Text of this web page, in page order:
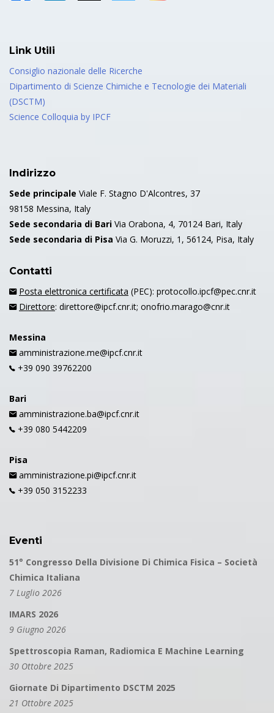
Link Utili
Consiglio nazionale delle Ricerche
Dipartimento di Scienze Chimiche e Tecnologie dei Materiali
(DSCTM)
Science Colloquia by IPCF
Indirizzo
Sede principale Viale F. Stagno D'Alcontres, 37
98158 Messina, Italy
Sede secondaria di Bari Via Orabona, 4, 70124 Bari, Italy
Sede secondaria di Pisa Via G. Moruzzi, 1, 56124, Pisa, Italy
Contatti
Posta elettronica certificata (PEC): protocollo.ipcf@pec.cnr.it
Direttore: direttore@ipcf.cnr.it; onofrio.marago@cnr.it
Messina
amministrazione.me@ipcf.cnr.it
+39 090 39762200
Bari
amministrazione.ba@ipcf.cnr.it
+39 080 5442209
Pisa
amministrazione.pi@ipcf.cnr.it
+39 050 3152233
Eventi
51° Congresso Della Divisione Di Chimica Fisica – Società
Chimica Italiana
7 Luglio 2026
IMARS 2026
9 Giugno 2026
Spettroscopia Raman, Radiomica E Machine Learning
30 Ottobre 2025
Giornate Di Dipartimento DSCTM 2025
21 Ottobre 2025